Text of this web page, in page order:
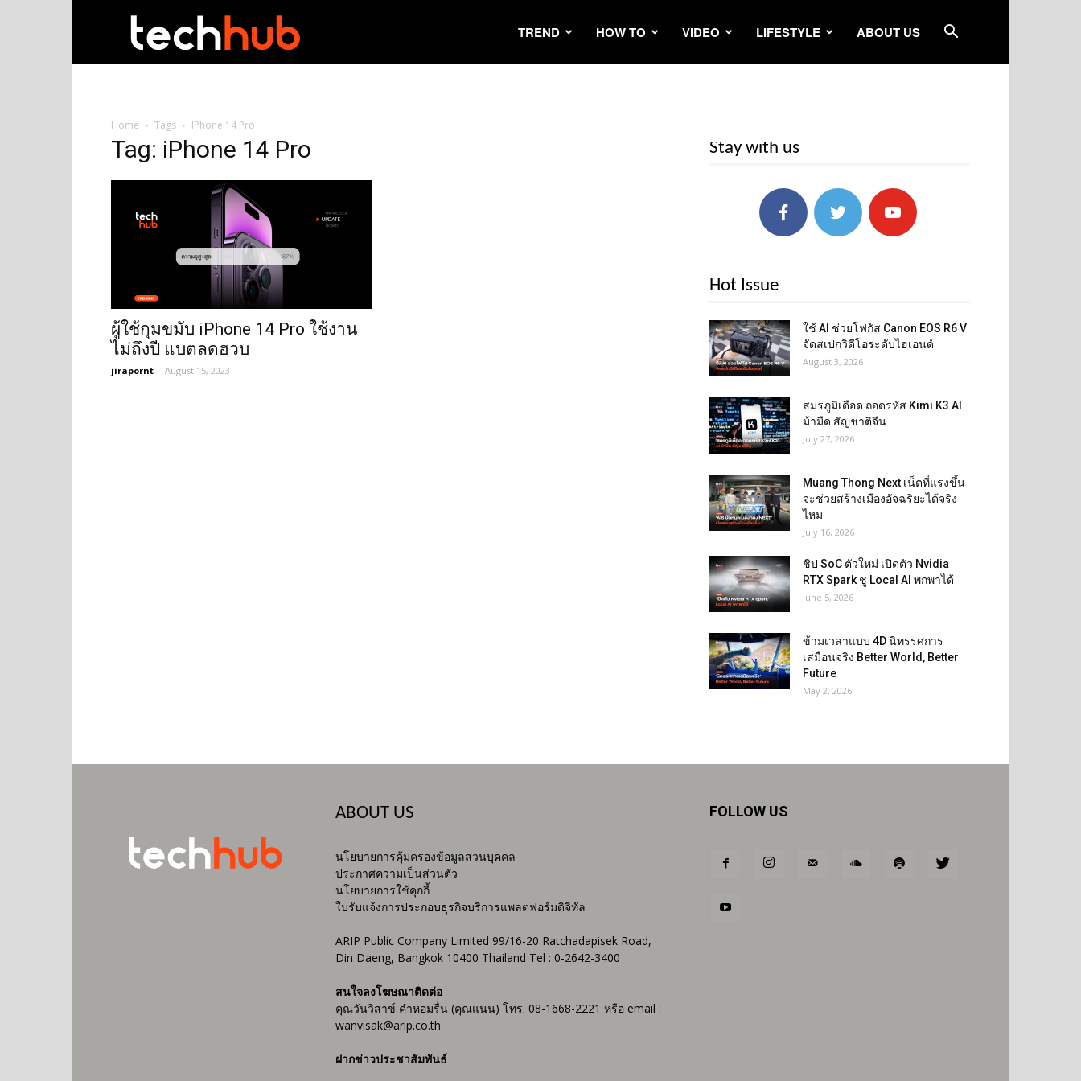
TREND HOW TO VIDEO LIFESTYLE ABOUT US
Home Tags IPhone 14 Pro
Tag: iPhone 14 Pro
ผู้ใช้กุมขมับ iPhone 14 Pro ใช้งาน
ไม่ถึงปี แบตลดฮวบ
jirapornt - August 15, 2023
Stay with us
Hot Issue
ใช้ AI ช่วยโฟกัส Canon EOS R6 V
จัดสเปกวิดีโอระดับไฮเอนด์
August 3, 2026
สมรภูมิเดือด ถอดรหัส Kimi K3 AI
ม้ามืด สัญชาติจีน
July 27, 2026
Muang Thong Next เน็ตที่แรงขึ้น
จะช่วยสร้างเมืองอัจฉริยะได้จริง
ไหม
July 16, 2026
ชิป SoC ตัวใหม่ เปิดตัว Nvidia
RTX Spark ชู Local AI พกพาได้
June 5, 2026
ข้ามเวลาแบบ 4D นิทรรศการ
เสมือนจริง Better World, Better
Future
May 2, 2026
ABOUT US
นโยบายการคุ้มครองข้อมูลส่วนบุคคล
ประกาศความเป็นส่วนตัว
นโยบายการใช้คุกกี้
ใบรับแจ้งการประกอบธุรกิจบริการแพลตฟอร์มดิจิทัล
ARIP Public Company Limited 99/16-20 Ratchadapisek Road,
Din Daeng, Bangkok 10400 Thailand Tel : 0-2642-3400
สนใจลงโฆษณาติดต่อ
คุณวันวิสาข์ คำหอมรื่น (คุณแนน) โทร. 08-1668-2221 หรือ email :
wanvisak@arip.co.th
ฝากข่าวประชาสัมพันธ์
FOLLOW US